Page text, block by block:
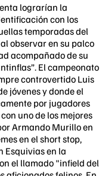
lograrían la
con los
temporadas del
observar en su palco
acompañado de su
El campeonato
controvertido Luis
jóvenes y donde el
por jugadores
uno de los mejores
Armando Murillo en
en el short stop,
Esquivias en la
el llamado "infield del